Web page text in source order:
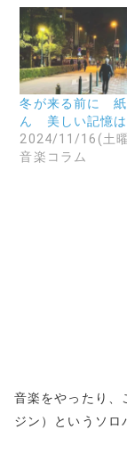
さ
い
(
新
し
い
ウ
ィ
ン
ド
ウ
で
開
き
ウ
ィ
ン
ド
ウ
で
開
き
ま
す
)
冬が来る前に
ん 美しい記憶
2024/11/16(土
音楽コラム
音楽をやったり
ジン）というソロ